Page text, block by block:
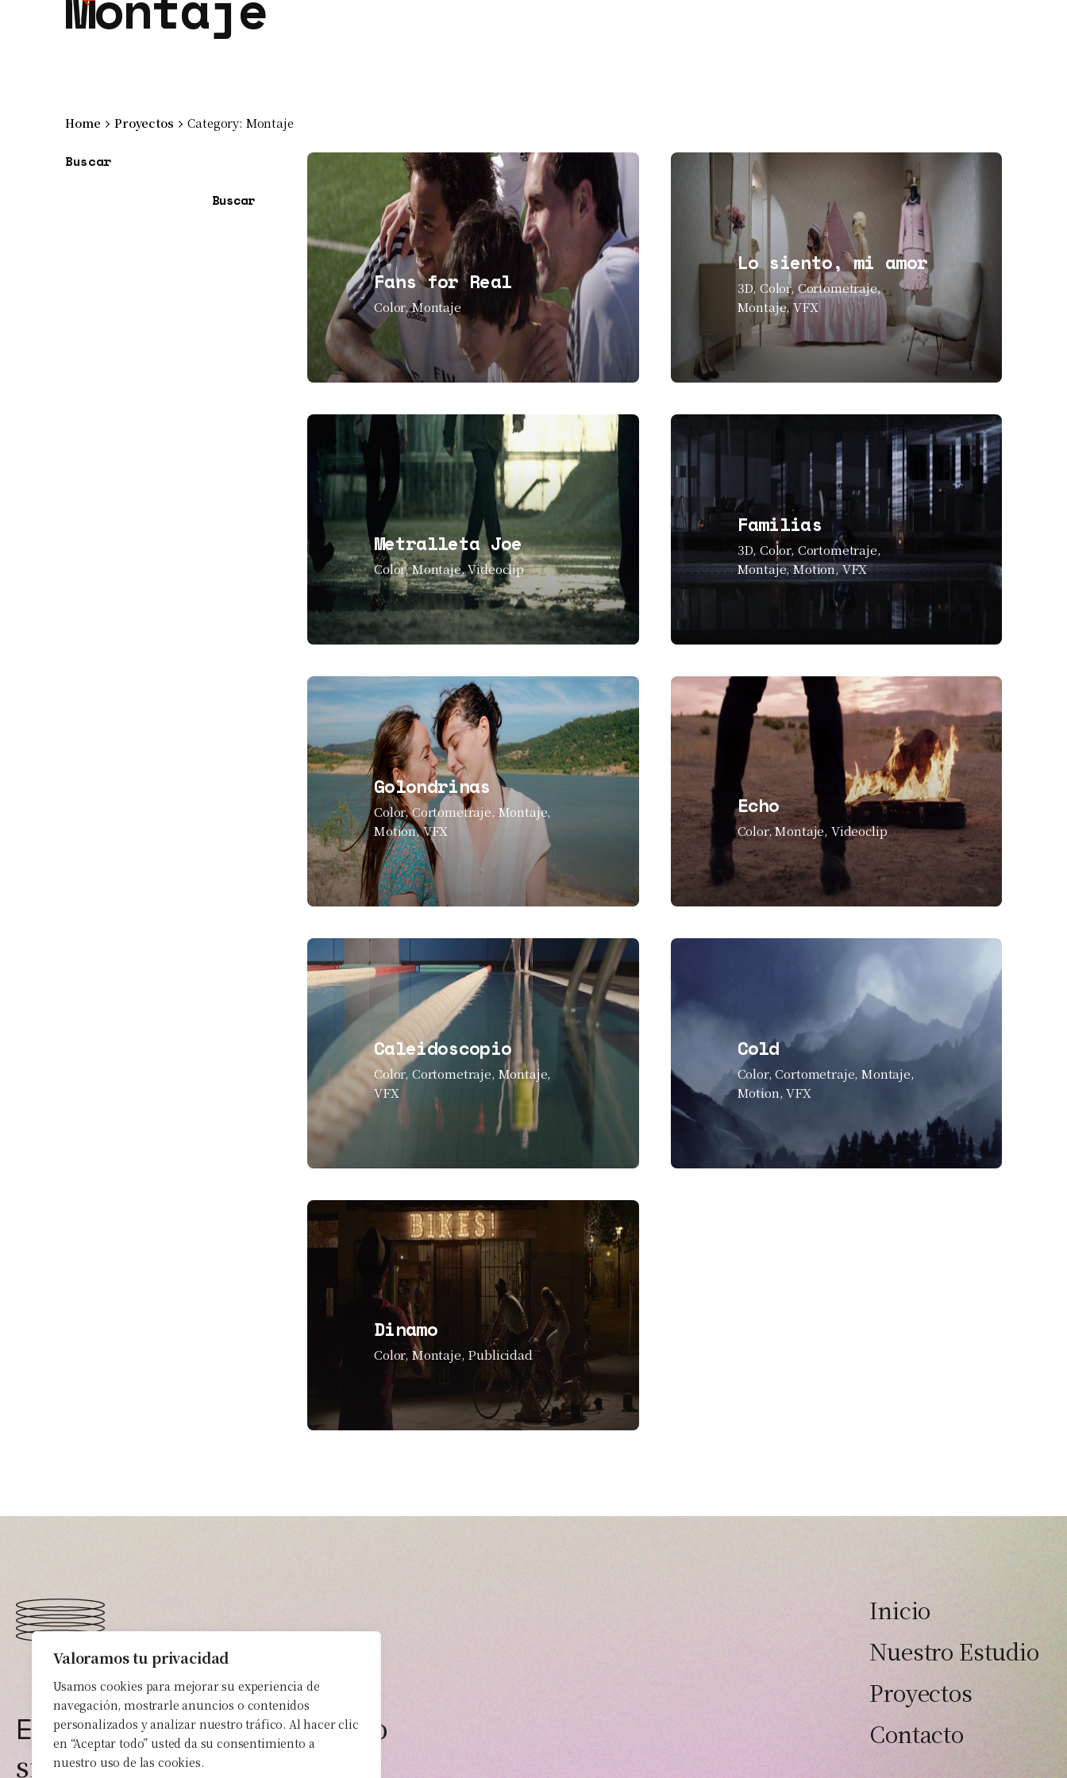
Valoramos tu privacidad
Usamos cookies para mejorar su experiencia de
navegación, mostrarle anuncios o contenidos
personalizados y analizar nuestro tráfico. Al hacer clic
en “Aceptar todo” usted da su consentimiento a
nuestro uso de las cookies.
Home Proyectos Category: Montaje
Buscar
Buscar
Fans for Real
Color Montaje
Lo siento, mi amor
3D Color Cortometraje
Montaje VFX
Metralleta Joe
Color Montaje Videoclip
Familias
3D Color Cortometraje
Montaje Motion VFX
Golondrinas
Color Cortometraje Montaje
Motion VFX
Echo
Color Montaje Videoclip
Caleidoscopio
Color Cortometraje Montaje
VFX
Cold
Color Cortometraje Montaje
Motion VFX
Dinamo
Color Montaje Publicidad
En Eloraposttu proyecto
siempreva a ser el
Inicio
Nuestro Estudio
Proyectos
Contacto